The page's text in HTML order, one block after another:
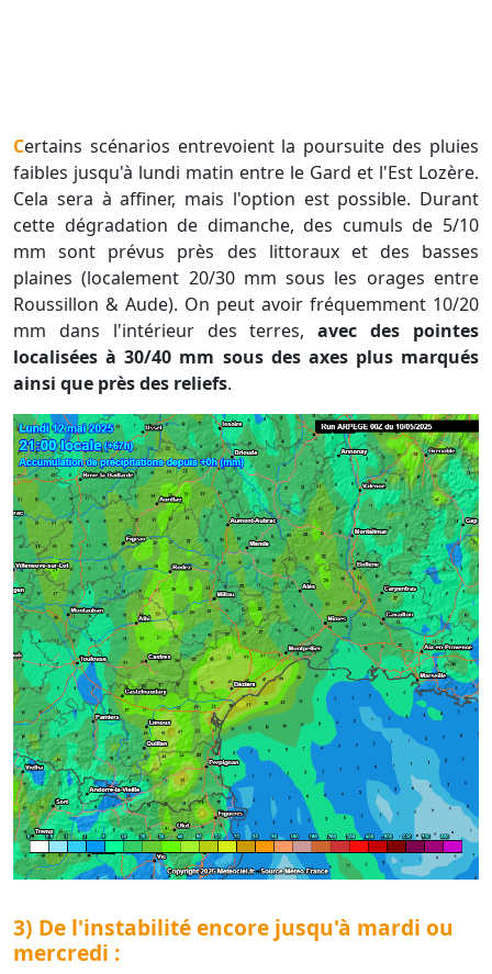
Certains scénarios entrevoient la poursuite des pluies
faibles jusqu'à lundi matin entre le Gard et l'Est Lozère.
Cela sera à affiner, mais l'option est possible. Durant
cette dégradation de dimanche, des cumuls de 5/10
mm sont prévus près des littoraux et des basses
plaines (localement 20/30 mm sous les orages entre
Roussillon & Aude). On peut avoir fréquemment 10/20
mm dans l'intérieur des terres,avec des pointes
localisées à 30/40 mm sous des axes plus marqués
ainsi que près des reliefs.
3) De l'instabilité encore jusqu'à mardi ou
mercredi :